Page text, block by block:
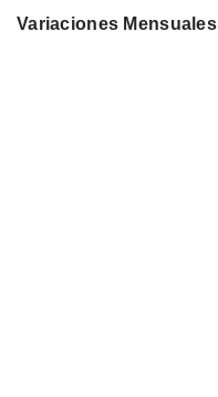
Variaciones Mensuales